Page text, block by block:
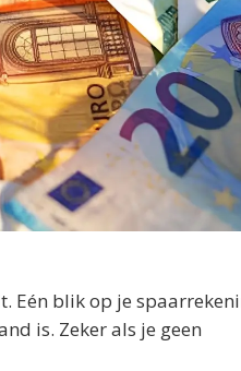
Eén blik op je
is. Zeker als je geen